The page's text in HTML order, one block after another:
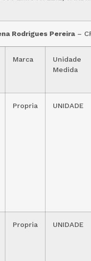
Rodrigues Pereira–
Marca
Unidade
Medida
Propria UNIDADE
Propria UNIDADE